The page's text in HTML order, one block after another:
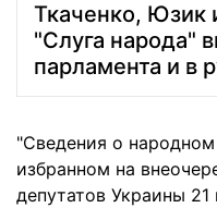
Ткаченко, Юзик
"Слуга народа"
парламента и в
"Сведения о
избранном на
депутатов Украины